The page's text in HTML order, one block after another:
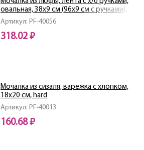
Артикул: PF-40056
овальная, 38х9 см (96х9 см с ручками),
medium
318.02 ₽
Артикул: PF-40013
Мочалка из сизаля, варежка с хлопком,
18х20 см, hard
160.68 ₽